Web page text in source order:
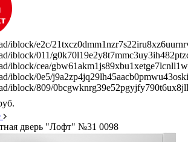
iblock/e2c/
iblock/011/
iblock/cea/
iblock/0e5/
iblock/809/
дверь "Лофт" №31 0098